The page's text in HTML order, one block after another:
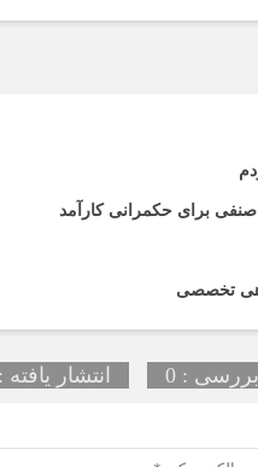
برای حکمرانی کارآمد
تخصصی
: 0 انتشار یافته : 0